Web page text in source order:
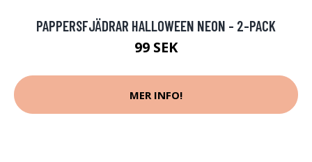
PAPPERSFJÄDRAR HALLOWEEN NEON - 2-PACK
99 SEK
MER INFO!